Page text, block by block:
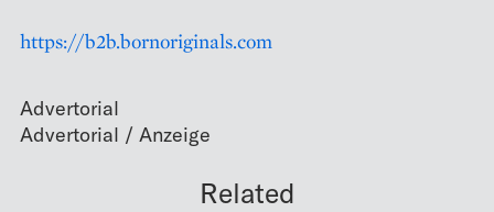
https://b2b.bornoriginals.com
Advertorial
Related